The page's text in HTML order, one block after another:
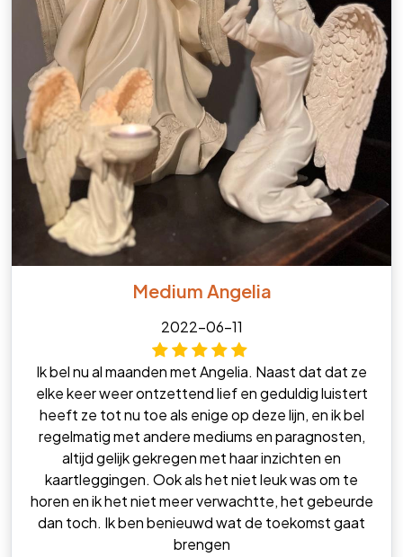
Medium Angelia
2022-06-11
Ik bel nu al maanden met Angelia. Naast dat dat ze
elke keer weer ontzettend lief en geduldig luistert
heeft ze tot nu toe als enige op deze lijn, en ik bel
regelmatig met andere mediums en paragnosten,
altijd gelijk gekregen met haar inzichten en
kaartleggingen. Ook als het niet leuk was om te
horen en ik het niet meer verwachtte, het gebeurde
dan toch. Ik ben benieuwd wat de toekomst gaat
brengen